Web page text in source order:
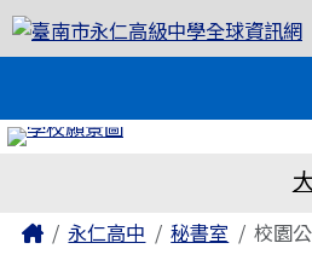
跳至主內容區
臺南市永仁高級中學
主內容區域
Home永仁高中 秘書室 校園
頁尾區域